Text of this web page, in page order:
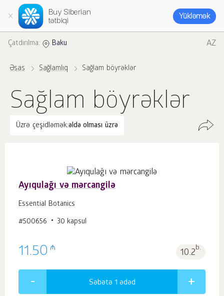
Buy Siberian
tətbiqi
Yükləmək
Çatdırılma: Baku AZ
Əsas Sağlamlıq Sağlam böyrəklər
Sağlam böyrəklər
Üzrə çeşidləmək:əldə olması üzrə
Ayıqulağı və mərcangilə
Essential Botanics
#500656 30 kapsul
11.50 ₼ 10.2b.
Səbətə 1 ədəd